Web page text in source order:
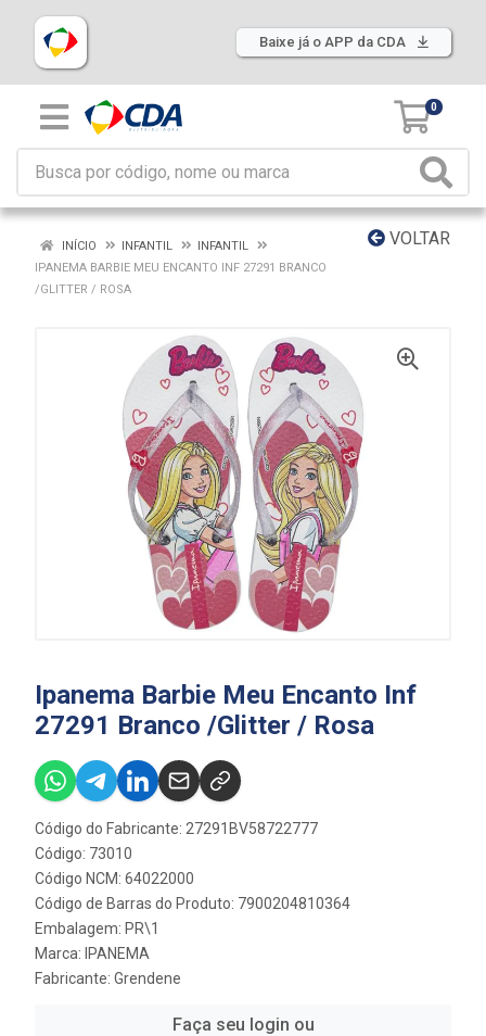
Baixe já o APP da CDA
0
VOLTAR
INÍCIO INFANTIL
INFANTIL
IPANEMA BARBIE MEU ENCANTO INF 27291 BRANCO
/GLITTER / ROSA
Ipanema Barbie Meu Encanto Inf
27291 Branco /Glitter / Rosa
Código do Fabricante: 27291BV58722777
Código: 73010
Código NCM: 64022000
Código de Barras do Produto: 7900204810364
Embalagem: PR\1
Marca: IPANEMA
Fabricante: Grendene
Faça seu login ou